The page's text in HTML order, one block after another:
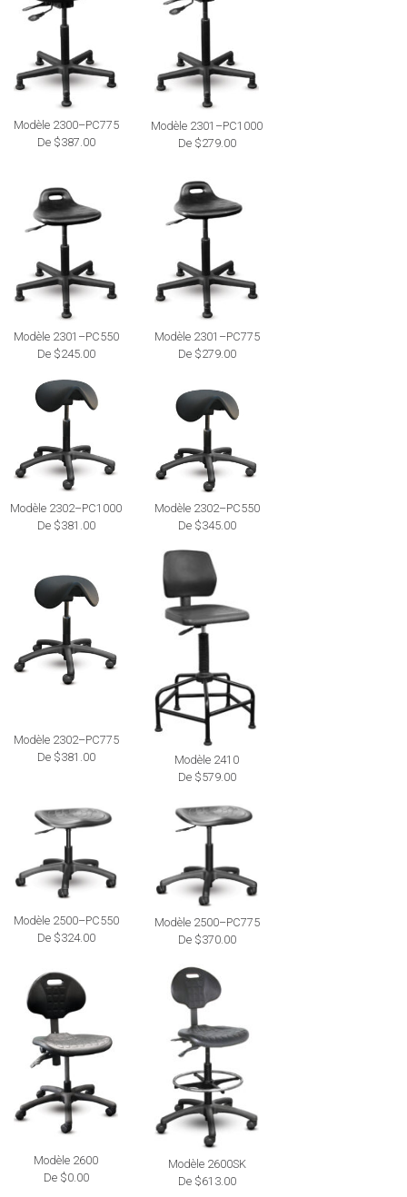
Modèle 2300–PC775
De $387.00
Modèle 2301–PC1000
De $279.00
Modèle 2301–PC550
De $245.00
Modèle 2301–PC775
De $279.00
Modèle 2302–PC1000
De $381.00
Modèle 2302–PC550
De $345.00
Modèle 2302–PC775
De $381.00
Modèle 2410
De $579.00
Modèle 2500–PC550
De $324.00
Modèle 2500–PC775
De $370.00
Modèle 2600
De $0.00
Modèle 2600SK
De $613.00